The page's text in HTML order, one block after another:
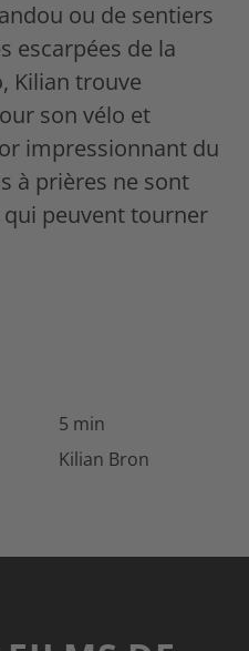
ou de sentiers
escarpées de la
Kilian trouve
son vélo et
impressionnant du
à prières ne sont
qui peuvent tourner
5 min
Kilian Bron